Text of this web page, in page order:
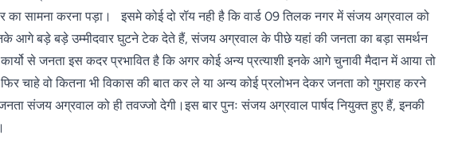
का सामना करना पड़ा। इसमे कोई दो रॉय नही है कि वार्ड 09 तिलक नगर में संजय अग्रवाल को
आगे बड़े बड़े उम्मीदवार घुटने टेक देते हैं, संजय अग्रवाल के पीछे यहां की जनता का बड़ा समर्थन
से जनता इस कदर प्रभावित है कि अगर कोई अन्य प्रत्याशी इनके आगे चुनावी मैदान में आया तो
चाहे वो कितना भी विकास की बात कर ले या अन्य कोई प्रलोभन देकर जनता को गुमराह करने
संजय अग्रवाल को ही तवज्जो देगी।इस बार पुनः संजय अग्रवाल पार्षद नियुक्त हुए हैं, इनकी